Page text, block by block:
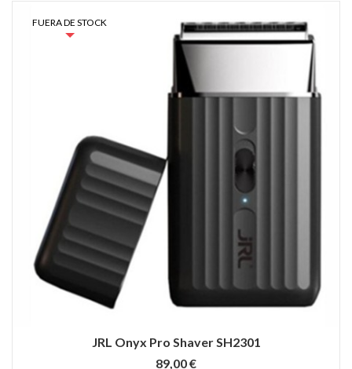
JRL Onyx Pro Shaver SH2301
89,00 €
FUERA DE STOCK